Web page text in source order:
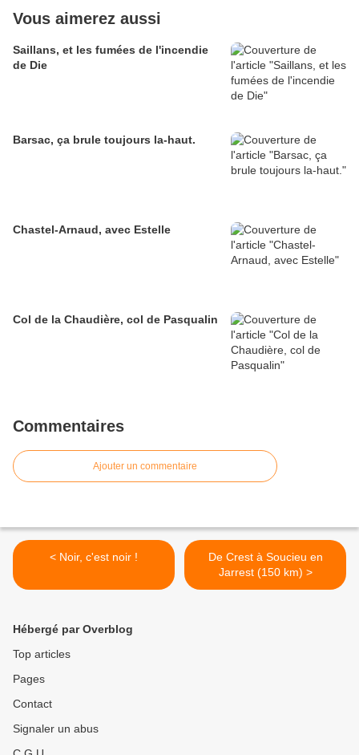
Vous aimerez aussi
Saillans, et les fumées de l'incendie
de Die
Barsac, ça brule toujours la-haut.
Chastel-Arnaud, avec Estelle
Col de la Chaudière, col de Pasqualin
Commentaires
Ajouter un commentaire
< Noir, c'est noir !
De Crest à Soucieu en
Jarrest (150 km) >
Hébergé par Overblog
Top articles
Pages
Contact
Signaler un abus